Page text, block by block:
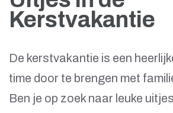
Kerstvakantie
De kerstvakantie is een
time door te brengen met
Ben je op zoek naar leuke